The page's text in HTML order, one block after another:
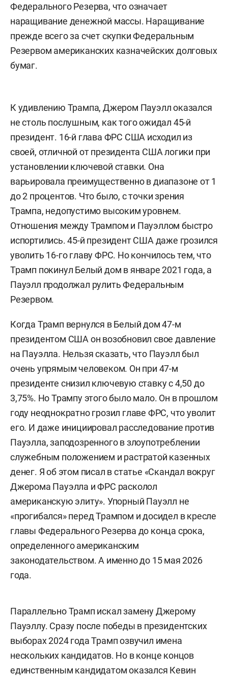
Федерального Резерва, что означает
наращивание денежной массы. Наращивание
прежде всего за счет скупки Федеральным
Резервом американских казначейских долговых
бумаг.
К удивлению Трампа, Джером Пауэлл оказался
не столь послушным, как того ожидал 45-й
президент. 16-й глава ФРС США исходил из
своей, отличной от президента США логики при
установлении ключевой ставки. Она
варьировала преимущественно в диапазоне от 1
до 2 процентов. Что было, с точки зрения
Трампа, недопустимо высоким уровнем.
Отношения между Трампом и Пауэллом быстро
испортились. 45-й президент США даже грозился
уволить 16-го главу ФРС. Но кончилось тем, что
Трамп покинул Белый дом в январе 2021 года, а
Пауэлл продолжал рулить Федеральным
Резервом.
Когда Трамп вернулся в Белый дом 47-м
президентом США он возобновил свое давление
на Пауэлла. Нельзя сказать, что Пауэлл был
очень упрямым человеком. Он при 47-м
президенте снизил ключевую ставку с 4,50 до
3,75%. Но Трампу этого было мало. Он в прошлом
году неоднократно грозил главе ФРС, что уволит
его. И даже инициировал расследование против
Пауэлла, заподозренного в злоупотреблении
служебным положением и растратой казенных
денег. Я об этом писал в статье «Скандал вокруг
Джерома Пауэлла и ФРС расколол
американскую элиту». Упорный Пауэлл не
«прогибался» перед Трампом и досидел в кресле
главы Федерального Резерва до конца срока,
определенного американским
законодательством. А именно до 15 мая 2026
года.
Параллельно Трамп искал замену Джерому
Пауэллу. Сразу после победы в президентских
выборах 2024 года Трамп озвучил имена
нескольких кандидатов. Но в конце концов
единственным кандидатом оказался Кевин